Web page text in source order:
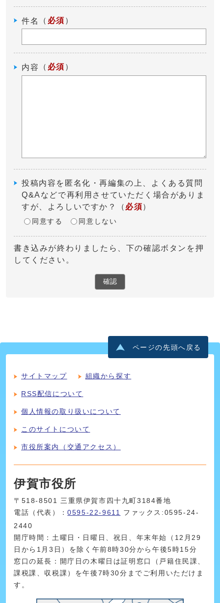
件名 （ 必須 ）
内容 （ 必須 ）
投稿内容を匿名化・再編集の上、よくある質問
Q&Aなどで再利用させていただく場合がありま
すが、よろしいですか？
（ 必須）
同意する 同意しない
書き込みが終わりましたら、下の確認ボタンを押
してください。
確認
ページの先頭へ戻る
サイトマップ 組織から探す
RSS配信について
個人情報の取り扱いについて
このサイトについて
市役所案内（交通アクセス）
伊賀市役所
〒518-8501 三重県伊賀市四十九町3184番地
電話（代表）：0595-22-9611 ファックス:0595-24-
2440
開庁時間：土曜日・日曜日、祝日、年末年始（12月29
日から1月3日）を除く午前8時30分から午後5時15分
窓口の延長：開庁日の木曜日は証明窓口（戸籍住民課、
課税課、収税課）を午後7時30分までご利用いただけま
す。